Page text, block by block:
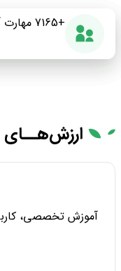
+175 دوره 87% رضایت از +7165 مهارت
ارزش‌هــای
آموزش تخصصی،